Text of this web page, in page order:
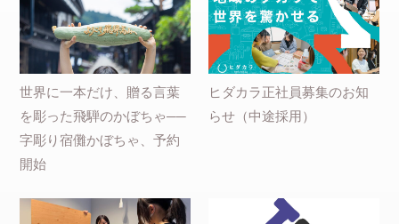
世界に一本だけ、贈る言葉
を彫った飛騨のかぼちゃ──
字彫り宿儺かぼちゃ、予約
開始
ヒダカラ正社員募集のお知
らせ（中途採用）